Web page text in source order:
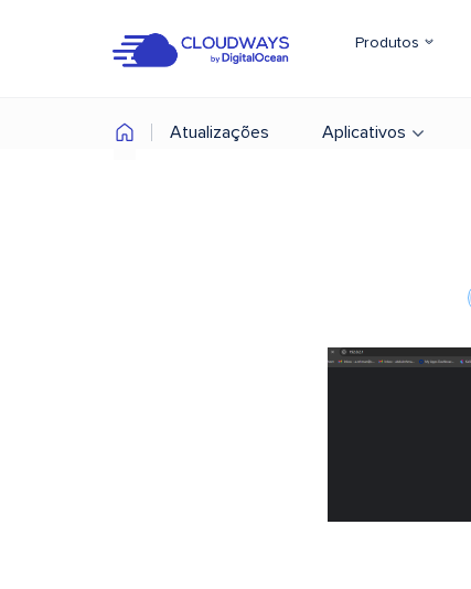
Produtos
Atualizações Aplicativos